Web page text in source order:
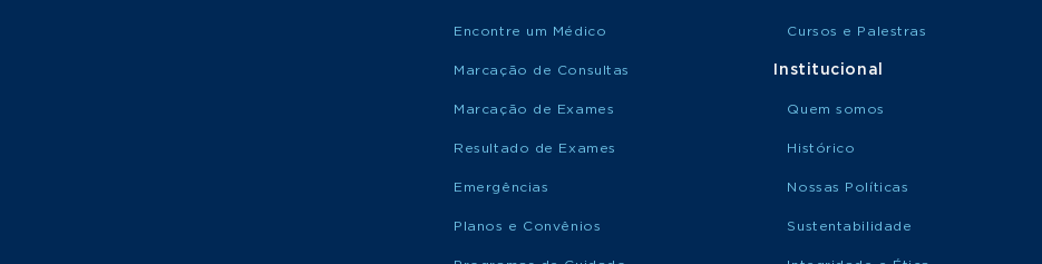
Encontre um Médico
Marcação de Consultas
Marcação de Exames
Resultado de Exames
Emergências
Planos e Convênios
Cursos e Palestras
Institucional
Quem somos
Histórico
Nossas Políticas
Sustentabilidade